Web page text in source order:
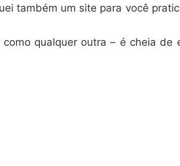
também um site para você
qualquer outra – é cheia de